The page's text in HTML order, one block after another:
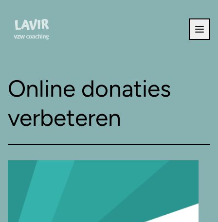
Ga naar de inhoud
Online donaties
verbeteren